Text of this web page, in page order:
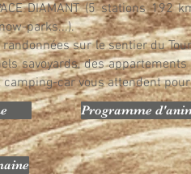
DIAMANT(5 stations 192
parks...).
randonnées sur le sentier du
savoyards, des
camping-car vous attendent
Programme